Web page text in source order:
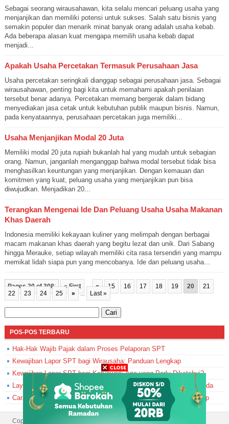
Sebagai seorang wirausahawan, kita selalu mencari peluang usaha yang
menjanjikan dan memiliki potensi untuk sukses. Salah satu bisnis yang
semakin populer dan menarik minat banyak orang adalah usaha kebab.
Ada beberapa alasan kuat mengapa memilih usaha kebab dapat
menjadi...
Apakah Usaha Percetakan Termasuk Perusahaan Jasa
Usaha percetakan seringkali dianggap sebagai perusahaan jasa. Sebagai
wirausahawan, penting bagi kita untuk memahami apakah penilaian
tersebut benar adanya. Percetakan memang bergerak dalam bidang
menyediakan jasa cetak untuk kebutuhan publik maupun bisnis. Namun,
pada kenyataannya, perusahaan percetakan juga memiliki...
Usaha Menjanjikan Modal 20 Juta
Memiliki modal 20 juta rupiah bukanlah hal yang mudah untuk sebagian
orang. Namun, janganlah menganggap bahwa modal tersebut tidak bisa
menghasilkan keuntungan yang menjanjikan. Dengan kemauan dan
komitmen yang kuat, peluang usaha yang menjanjikan pun bisa
diwujudkan. Menjadikan 20...
Terangkan Mengenai Ide Dan Peluang Usaha Usaha Makanan
Khas Daerah
Indonesia memiliki kekayaan kuliner yang melimpah dengan berbagai
macam makanan khas daerah yang begitu lezat dan unik. Dari Sabang
hingga Merauke, setiap wilayah memiliki cita rasa tersendiri yang mampu
memikat lidah siapa pun yang mencobanya. Ide dan peluang usaha...
Pages 20 of 308: « First ... « 15 16 17 18 19 20
21
22
23 24 25 » ... Last »
untuk:
POS-POS TERBARU
Hak-Hak Wajib Pajak dalam Proses Pelaporan SPT
Kewajiban Lapor SPT bagi Wirausaha: Panduan Lengkap
Kewajiban Lapor SPT bagi Karyawan: Apa yang Perlu Diketahui?
Layanan Bantuan DJP Online: Solusi Masalah Pelaporan SPT Anda
Cara Memperbaiki SPT yang Sudah Dilaporkan: Panduan Lengkap
Copyright © 2025 TernakDuit.net All Rights Reserved.